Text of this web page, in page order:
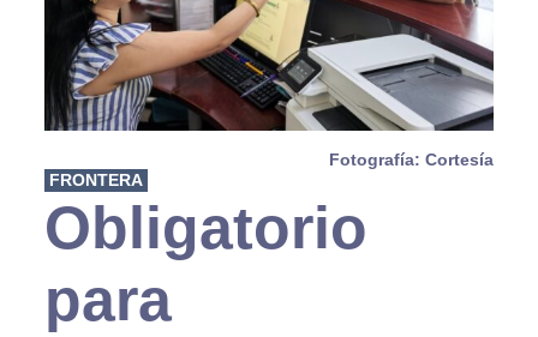
Fotografía: Cortesía
FRONTERA
Obligatorio
para